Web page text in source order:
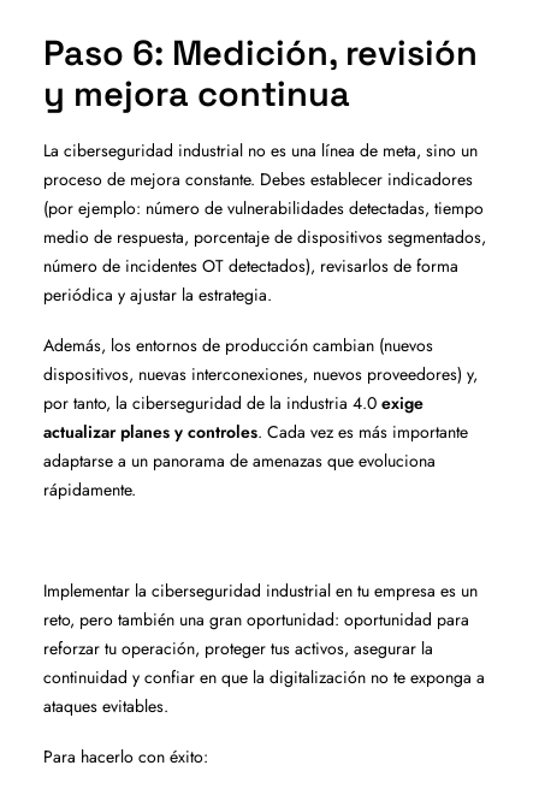
Paso 6: Medición, revisión
y mejora continua
La ciberseguridad industrial no es una línea de meta, sino un
proceso de mejora constante. Debes establecer indicadores
(por ejemplo: número de vulnerabilidades detectadas, tiempo
medio de respuesta, porcentaje de dispositivos segmentados,
número de incidentes OT detectados), revisarlos de forma
periódica y ajustar la estrategia.
Además, los entornos de producción cambian (nuevos
dispositivos, nuevas interconexiones, nuevos proveedores) y,
por tanto, la ciberseguridad de la industria 4.0 exige
actualizar planes y controles. Cada vez es más importante
adaptarse a un panorama de amenazas que evoluciona
rápidamente.
Implementar la ciberseguridad industrial en tu empresa es un
reto, pero también una gran oportunidad: oportunidad para
reforzar tu operación, proteger tus activos, asegurar la
continuidad y confiar en que la digitalización no te exponga a
ataques evitables.
Para hacerlo con éxito: